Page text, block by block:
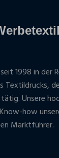
1998 in der
Textildrucks,
Unsere
how
Marktführer.